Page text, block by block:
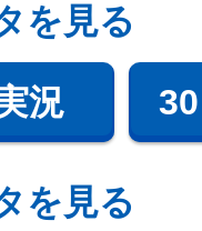
を見る
況
を見る